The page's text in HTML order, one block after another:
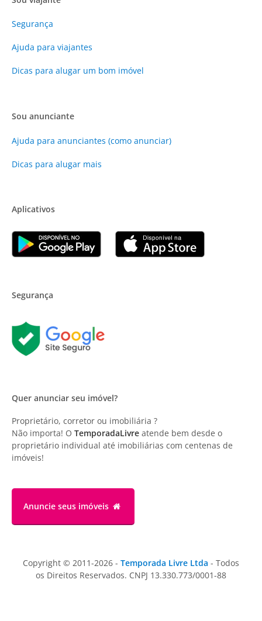
Segurança
Ajuda para viajantes
Dicas para alugar um bom imóvel
Sou anunciante
Ajuda para anunciantes (como anunciar)
Dicas para alugar mais
Aplicativos
Segurança
Quer anunciar seu imóvel?
Proprietário, corretor ou imobiliária ?
Não importa! O TemporadaLivre atende bem desde o
proprietário individual até imobiliárias com centenas de
imóveis!
Anuncie seus imóveis
Copyright © 2011-2026 - Temporada Livre Ltda - Todos
os Direitos Reservados. CNPJ 13.330.773/0001-88